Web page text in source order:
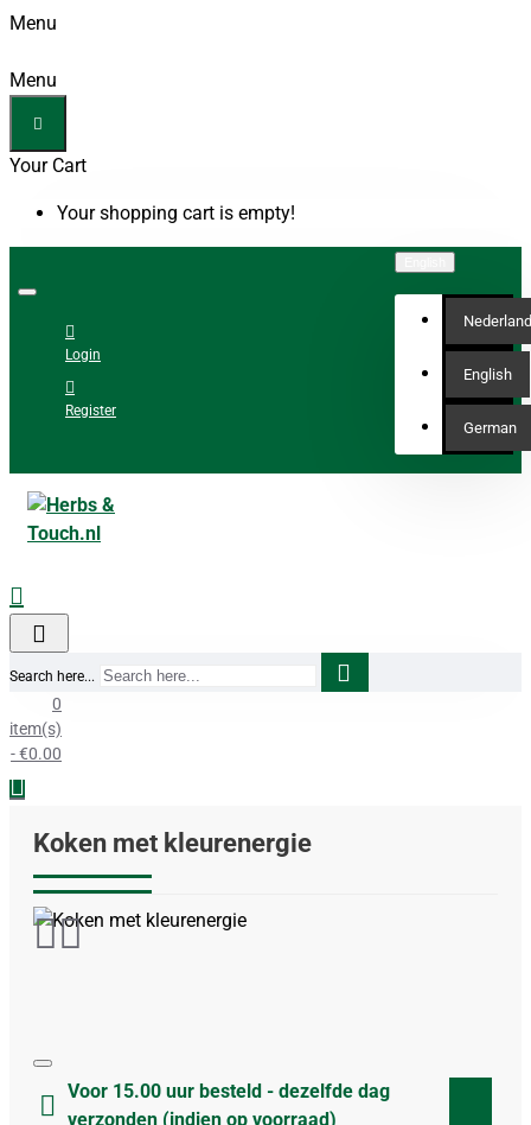
Menu
Menu
Your Cart
Your shopping cart is empty!
Login
Register
English
German
Search here...
0
item(s)
- €0.00
Koken met kleurenergie
Voor 15.00 uur besteld - dezelfde dag
verzonden (indien op voorraad)